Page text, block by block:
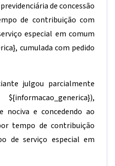
de concessão
de contribuição com
especial em comum
, cumulada com pedido
julgou parcialmente
${informacao_generica}),
nociva e concedendo ao
tempo de contribuição
de serviço especial em